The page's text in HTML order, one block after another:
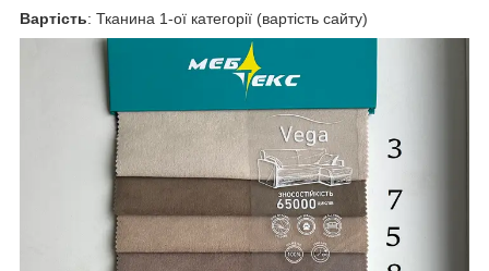
Вартість: Тканина 1-ої категорії (вартість сайту)